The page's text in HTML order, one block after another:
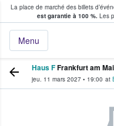
La place de marché des billets
est garantie à 100 %. Les
Menu
fans achètent et
Haus FFrankfurt am
jeu. 11 mars 2027 • 19:00 at